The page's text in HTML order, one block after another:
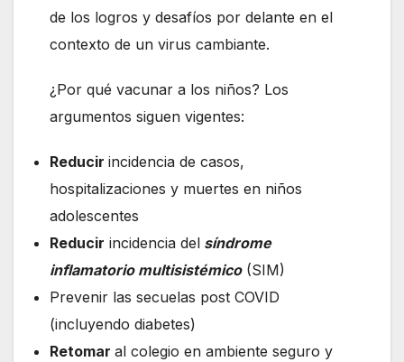
de los logros y desafíos por delante en el
contexto de un virus cambiante.
¿Por qué vacunar a los niños? Los
argumentos siguen vigentes:
Reducir incidencia de casos,
hospitalizaciones y muertes en niños
adolescentes
Reducir incidencia del síndrome
inflamatorio multisistémico(SIM)
Prevenir las secuelas post COVID
(incluyendo diabetes)
Retomar al colegio en ambiente seguro y